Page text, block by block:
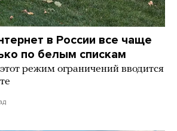
в России все чаще
по белым спискам
режим ограничений вводится